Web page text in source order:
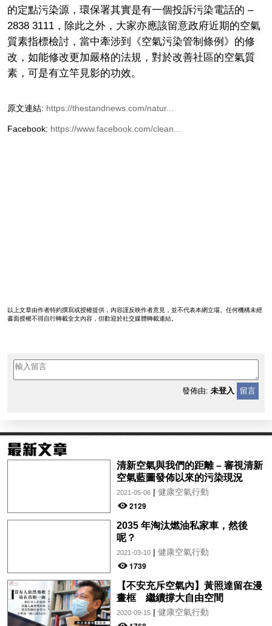
的定點污染源，環保署其實是有一個投訴污染電話的 –
2838 3111，除此之外，大家亦應該留意政府近期的空氣
質素指標檢討，當中牽涉到《空氣污染管制條例》的修
改，如能修改更加嚴格的法規，對於改善社區的空氣質
素，可是有立竿見影的功效。
原文連結: https://thestandnews.com/natur...
Facebook: https://www.facebook.com/clean...
以上文章由作者特約撰寫或授權提供，內容謹反映作者意見，並不代表本網立場。任何機構未經
書面授權不得自行轉載全文內容，但歡迎於社交媒體轉載連結。
發佈由: 未登入 留言
清新空氣與我們的距離 – 審視清新
空氣藍圖發佈以來的污染現況
2021-05-06| 健康空氣行動
2129
2035 年淘汰燃油私家車，然後
呢？
2021-03-10| 健康空氣行動
1739
【不安充斥空氣內】黃照達留在漫
畫框 繼續撐大自由空間
2020-09-15| 健康空氣行動